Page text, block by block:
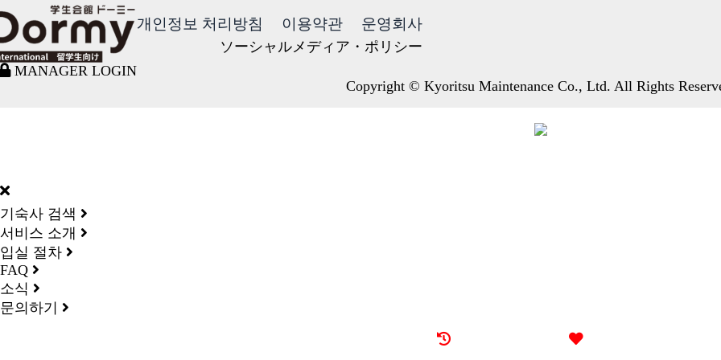
MANAGER LOGIN
개인정보 처리방침 이용약관 운영회사
ソーシャルメディア・ポリシー
Copyright © Kyoritsu Maintenance Co., Ltd. All Rights
기숙사 검색
서비스 소개
입실 절차
FAQ
소식
문의하기